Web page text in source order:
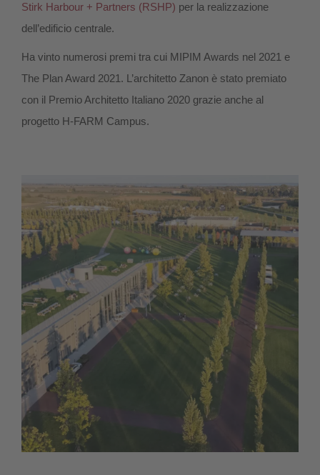
Stirk Harbour + Partners (RSHP) per la realizzazione
dell’edificio centrale.
Ha vinto numerosi premi tra cui MIPIM Awards nel 2021 e
The Plan Award 2021. L’architetto Zanon è stato premiato
con il Premio Architetto Italiano 2020 grazie anche al
progetto H-FARM Campus.